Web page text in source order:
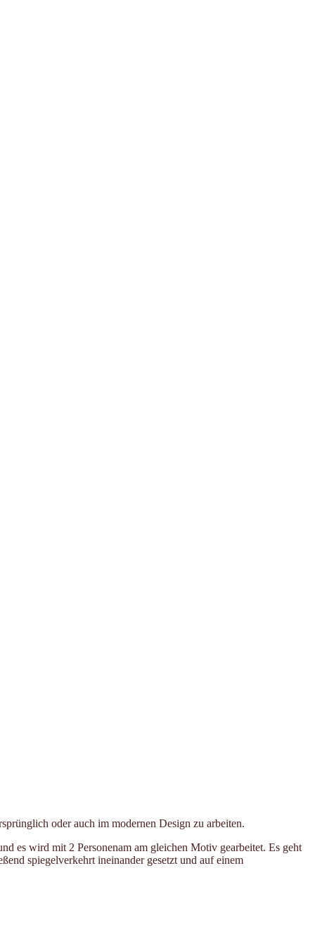
oder auch im modernen Design zu arbeiten.
es wird mit 2 Personenam am gleichen Motiv gearbeitet. Es geht
spiegelverkehrt ineinander gesetzt und auf einem